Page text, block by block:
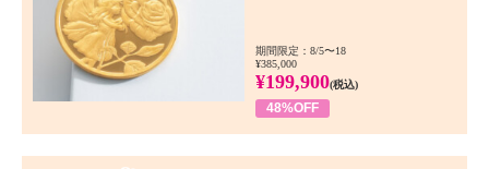
期間限定：8/5〜18
¥385,000
¥199,900(税込)
48%OFF